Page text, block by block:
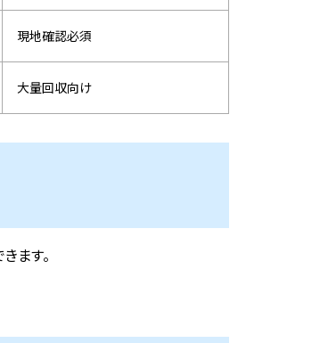
現地確認必須
大量回収向け
ます。